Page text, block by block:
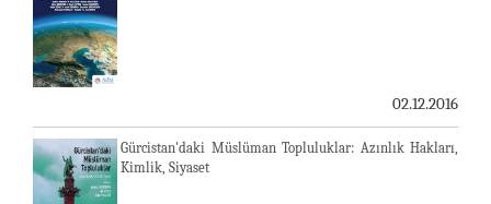
02.12.2016
Gürcistan'daki Müslüman Topluluklar: Azınlık Hakları,
Kimlik, Siyaset